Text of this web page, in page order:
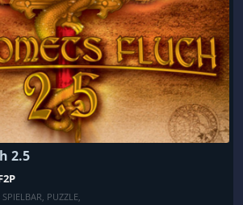
2.5
, PUZZLE,